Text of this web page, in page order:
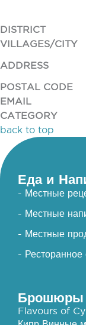
DISTRICT
VILLAGES/CITY
ADDRESS
POSTAL CODE
EMAIL
CATEGORY
back to top
Еда и
- Местные
- Местные
- Местные
- Ресторанное
Flavours of